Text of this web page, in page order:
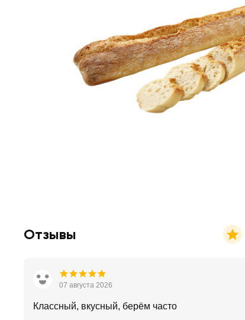
Отзывы
07 августа 2026
Классный, вкусный, берём часто